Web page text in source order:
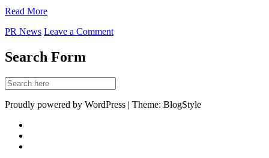
Read More
PR News Leave a Comment
Search Form
Proudly powered by WordPress | Theme: BlogStyle